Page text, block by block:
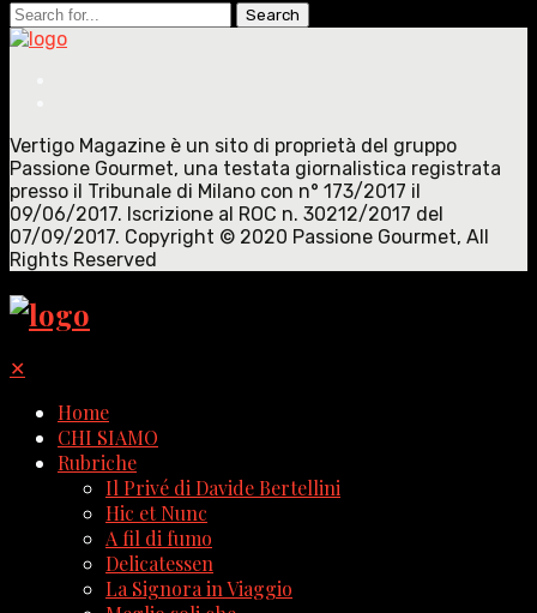
Search
for:
Vertigo Magazine è un sito di proprietà del gruppo
Passione Gourmet, una testata giornalistica registrata
presso il Tribunale di Milano con n° 173/2017 il
09/06/2017. Iscrizione al ROC n. 30212/2017 del
07/09/2017. Copyright © 2020 Passione Gourmet, All
Rights Reserved
✕
Home
CHI SIAMO
Rubriche
Il Privé di Davide Bertellini
Hic et Nunc
A fil di fumo
Delicatessen
La Signora in Viaggio